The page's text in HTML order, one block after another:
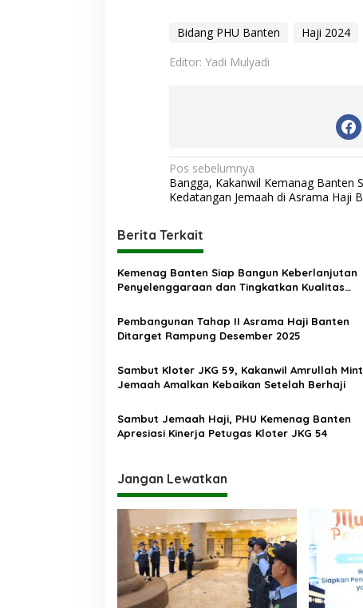
Bidang PHU Banten Haji 2024
Editor: Yadi Mulyadi
N
a
i
g
a
i
o
s
Pos sebelumnya
Bangga, Kakanwil Kemanag Banten
Kedatangan Jemaah di Asrama Haji
Berita Terkait
Kemenag Banten Siap Bangun Keberlanjutan
Penyelenggaraan dan Tingkatkan Kualitas
Pembangunan Tahap II Asrama Haji Banten
Ditarget Rampung Desember 2025
Sambut Kloter JKG 59, Kakanwil Amrullah
Jemaah Amalkan Kebaikan Setelah Berhaji
Sambut Jemaah Haji, PHU Kemenag Banten
Apresiasi Kinerja Petugas Kloter JKG 54
Jangan Lewatkan